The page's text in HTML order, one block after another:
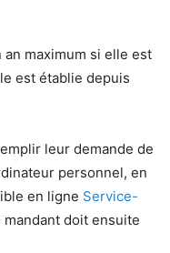
maximum si elle est
est établie depuis
leur demande de
personnel, en
en ligne Service-
mandant doit ensuite